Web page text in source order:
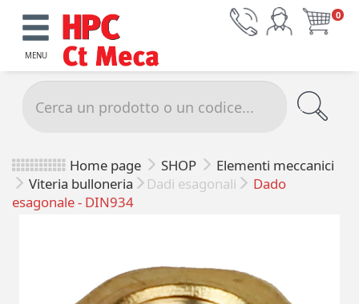
MENU
0
Home page SHOP
Elementi meccanici
Viteria bulloneria
Dadi esagonali
Dado
esagonale - DIN934